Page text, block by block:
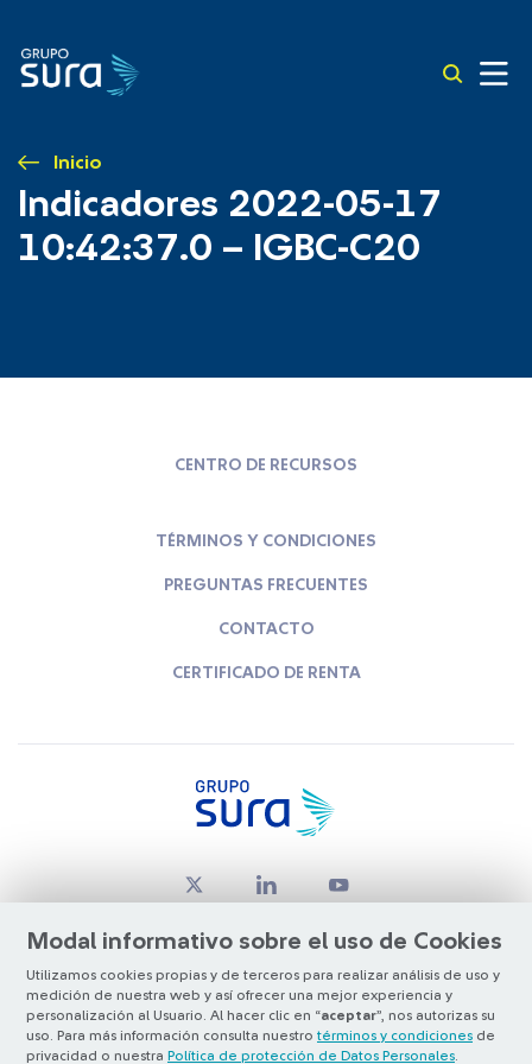
Inicio
Indicadores 2022-05-17
10:42:37.0 – IGBC-C20
Modal informativo sobre el uso de Cookies
Utilizamos cookies propias y de terceros para realizar análisis de uso y
medición de nuestra web y así ofrecer una mejor experiencia y
personalización al Usuario. Al hacer clic en “aceptar”, nos autorizas su
uso. Para más información consulta nuestro términos y condiciones de
privacidad o nuestra Política de protección de Datos Personales
CENTRO DE RECURSOS
TÉRMINOS Y CONDICIONES
PREGUNTAS FRECUENTES
CONTACTO
CERTIFICADO DE RENTA
© Copyright Grupo SURA 2026